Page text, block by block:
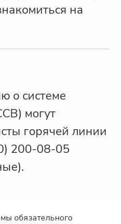
на
о системе
могут
горячей линии
200-08-05
обязательного